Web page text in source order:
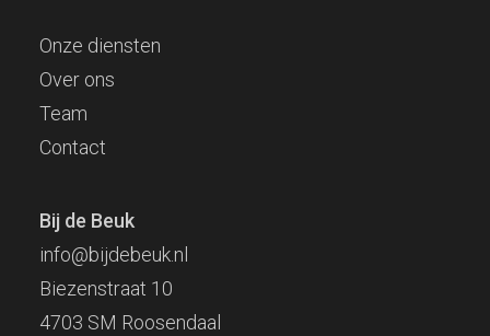
Onze diensten
Over ons
Team
Contact
Bij de Beuk
info@bijdebeuk.nl
Biezenstraat 10
4703 SM Roosendaal